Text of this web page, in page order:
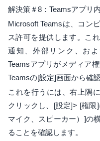
解決策＃8：Teamsアプリ
Microsoft Teamsは、コン
ス許可を提供します。こ
通知、外部リンク、お
Teamsアプリがメディア
Teamsの[設定]画面から確
これを行うには、右上隅
クリックし、[設定]> [権限
マイク、スピーカー）]の
ることを確認します。